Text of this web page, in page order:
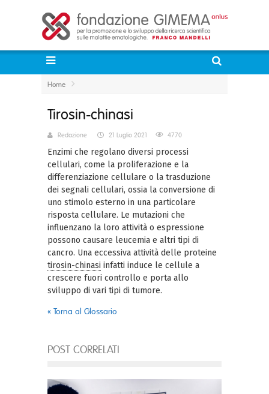
Home
Tirosin-chinasi
Redazione 21 Luglio 2021 4770
Enzimi che regolano diversi processi
cellulari, come la proliferazione e la
differenziazione cellulare o la trasduzione
dei segnali cellulari, ossia la conversione di
uno stimolo esterno in una particolare
risposta cellulare. Le mutazioni che
influenzano la loro attività o espressione
possono causare leucemia e altri tipi di
cancro. Una eccessiva attività delle proteine
tirosin-chinasi infatti induce le cellule a
crescere fuori controllo e porta allo
sviluppo di vari tipi di tumore.
« Torna al Glossario
POST CORRELATI